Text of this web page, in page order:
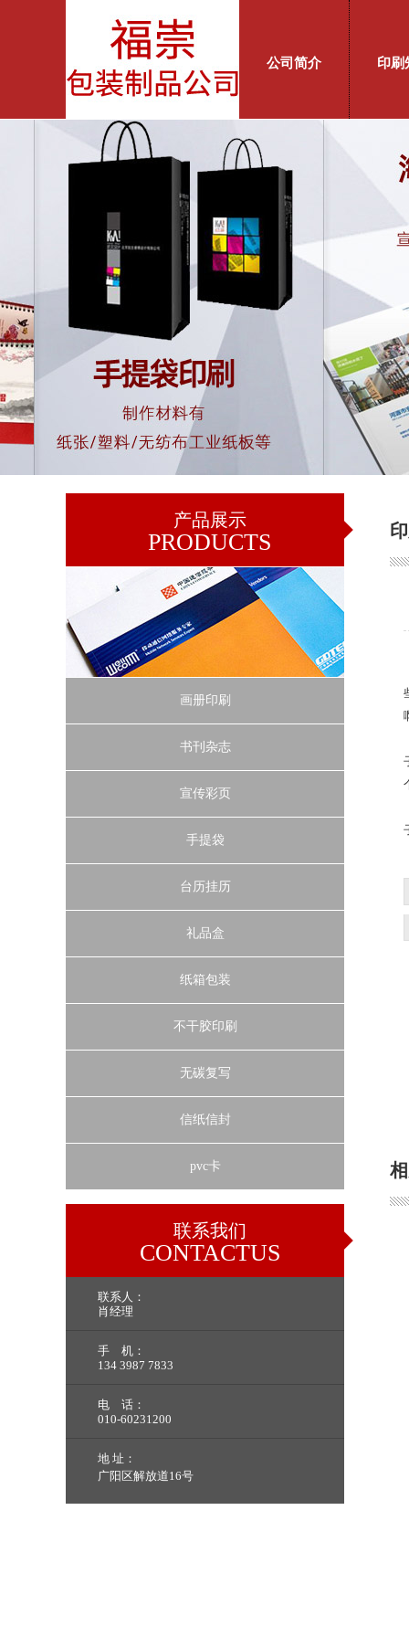
公司简介 印刷
产品展示
PRODUCTS
画册印刷
书刊杂志
宣传彩页
手提袋
台历挂历
礼品盒
纸箱包装
不干胶印刷
无碳复写
信纸信封
pvc卡
联系我们
CONTACTUS
联系人：
肖经理
手 机：
134 3987 7833
电 话：
010-60231200
地 址：
广阳区解放道16号